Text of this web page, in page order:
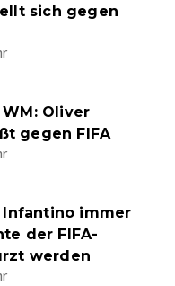
sich gegen
Oliver
gegen FIFA
Infantino immer
der FIFA-
werden